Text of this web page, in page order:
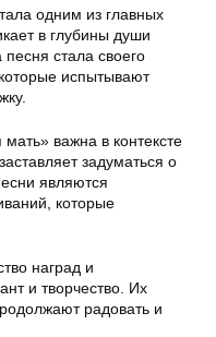
одним из главных
в глубины души
стала своего
испытывают
важна в контексте
задуматься о
являются
которые
наград и
и творчество. Их
радовать и